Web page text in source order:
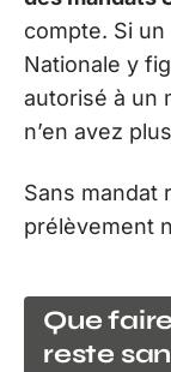
compte. Si un
Nationale y
autorisé à un
n’en avez
Sans mandat
prélèvement
Que
reste